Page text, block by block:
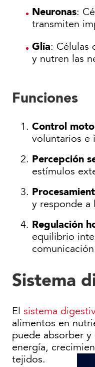
Neuronas:
transmiten
Glía: Células
y nutren las
Funciones
Control
voluntarios e
Percepción
estímulos
y responde a
Regulación
equilibrio
Sistema
El sistema
alimentos en
puede absorber
energía,
tejidos.